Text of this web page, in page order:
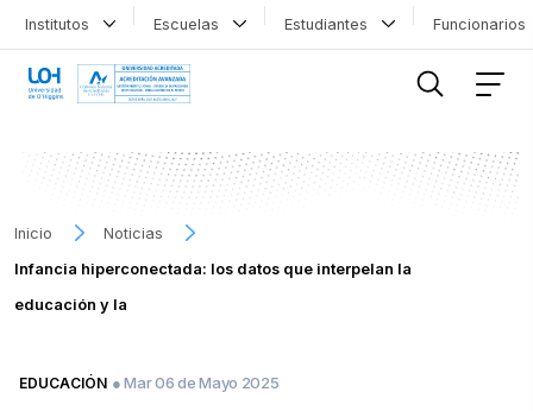
Institutos Escuelas Estudiantes
Inicio
Noticias
Infancia hiperconectada: los datos que interpelan la
educación y la
EDUCACIÓN ● Mar 06 de Mayo 2025